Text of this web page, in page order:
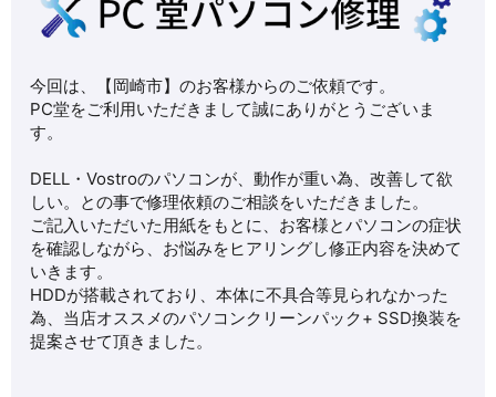
今回は、【岡崎市】のお客様からのご依頼です。
PC堂をご利用いただきまして誠にありがとうございま
す。
DELL・Vostroのパソコンが、動作が重い為、改善して欲
しい。との事で修理依頼のご相談をいただきました。
ご記入いただいた用紙をもとに、お客様とパソコンの症状
を確認しながら、お悩みをヒアリングし修正内容を決めて
いきます。
HDDが搭載されており、本体に不具合等見られなかった
為、当店オススメのパソコンクリーンパック+ SSD換装を
提案させて頂きました。